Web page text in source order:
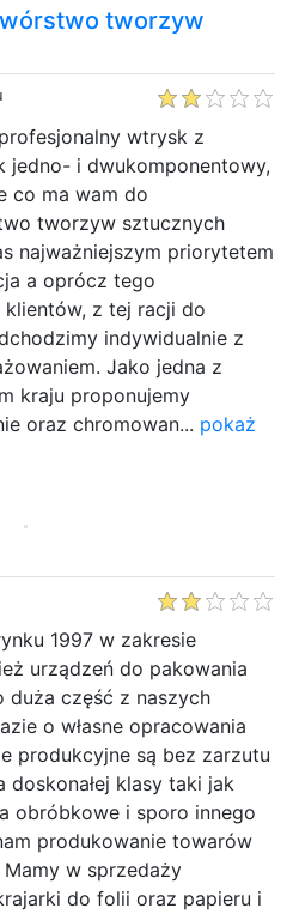
tworzyw
wtrysk z
jedno- i dwukomponentowy,
co ma wam do
tworzyw sztucznych
najważniejszym priorytetem
a oprócz tego
z tej racji do
indywidualnie z
Jako jedna z
kraju proponujemy
oraz chromowan... pokaż
1997 w zakresie
urządzeń do pakowania
duża część z naszych
o własne opracowania
produkcyjne są bez zarzutu
klasy taki jak
obróbkowe i sporo innego
produkowanie towarów
w sprzedaży
do folii oraz papieru i